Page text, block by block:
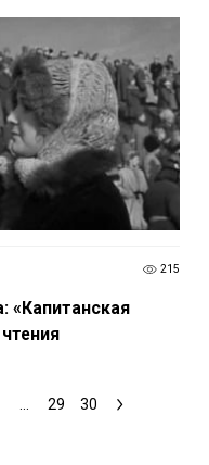
215
«Капитанская
... 29 30